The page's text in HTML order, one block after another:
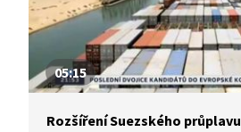
05:15
Rozšíření Suezského průplavu